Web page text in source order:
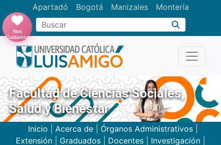
Apartadó Bogotá Manizales Montería
Buscar
Nos
Cuidamos
Facultad de Ciencias Sociales,
Salud y Bienestar
Inicio Acerca de Órganos Administrativos
Extensión
Graduados Docentes Investigación